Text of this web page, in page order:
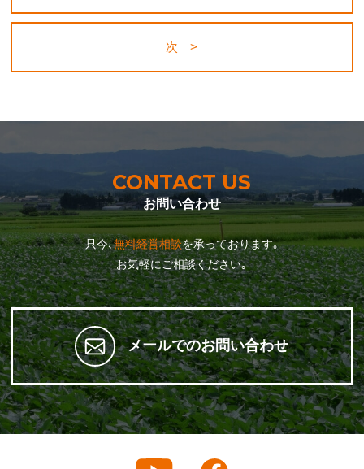
次 >
CONTACT US
お問い合わせ
只今､無料経営相談を承っております｡
お気軽にご相談ください｡
メールでのお問い合わせ